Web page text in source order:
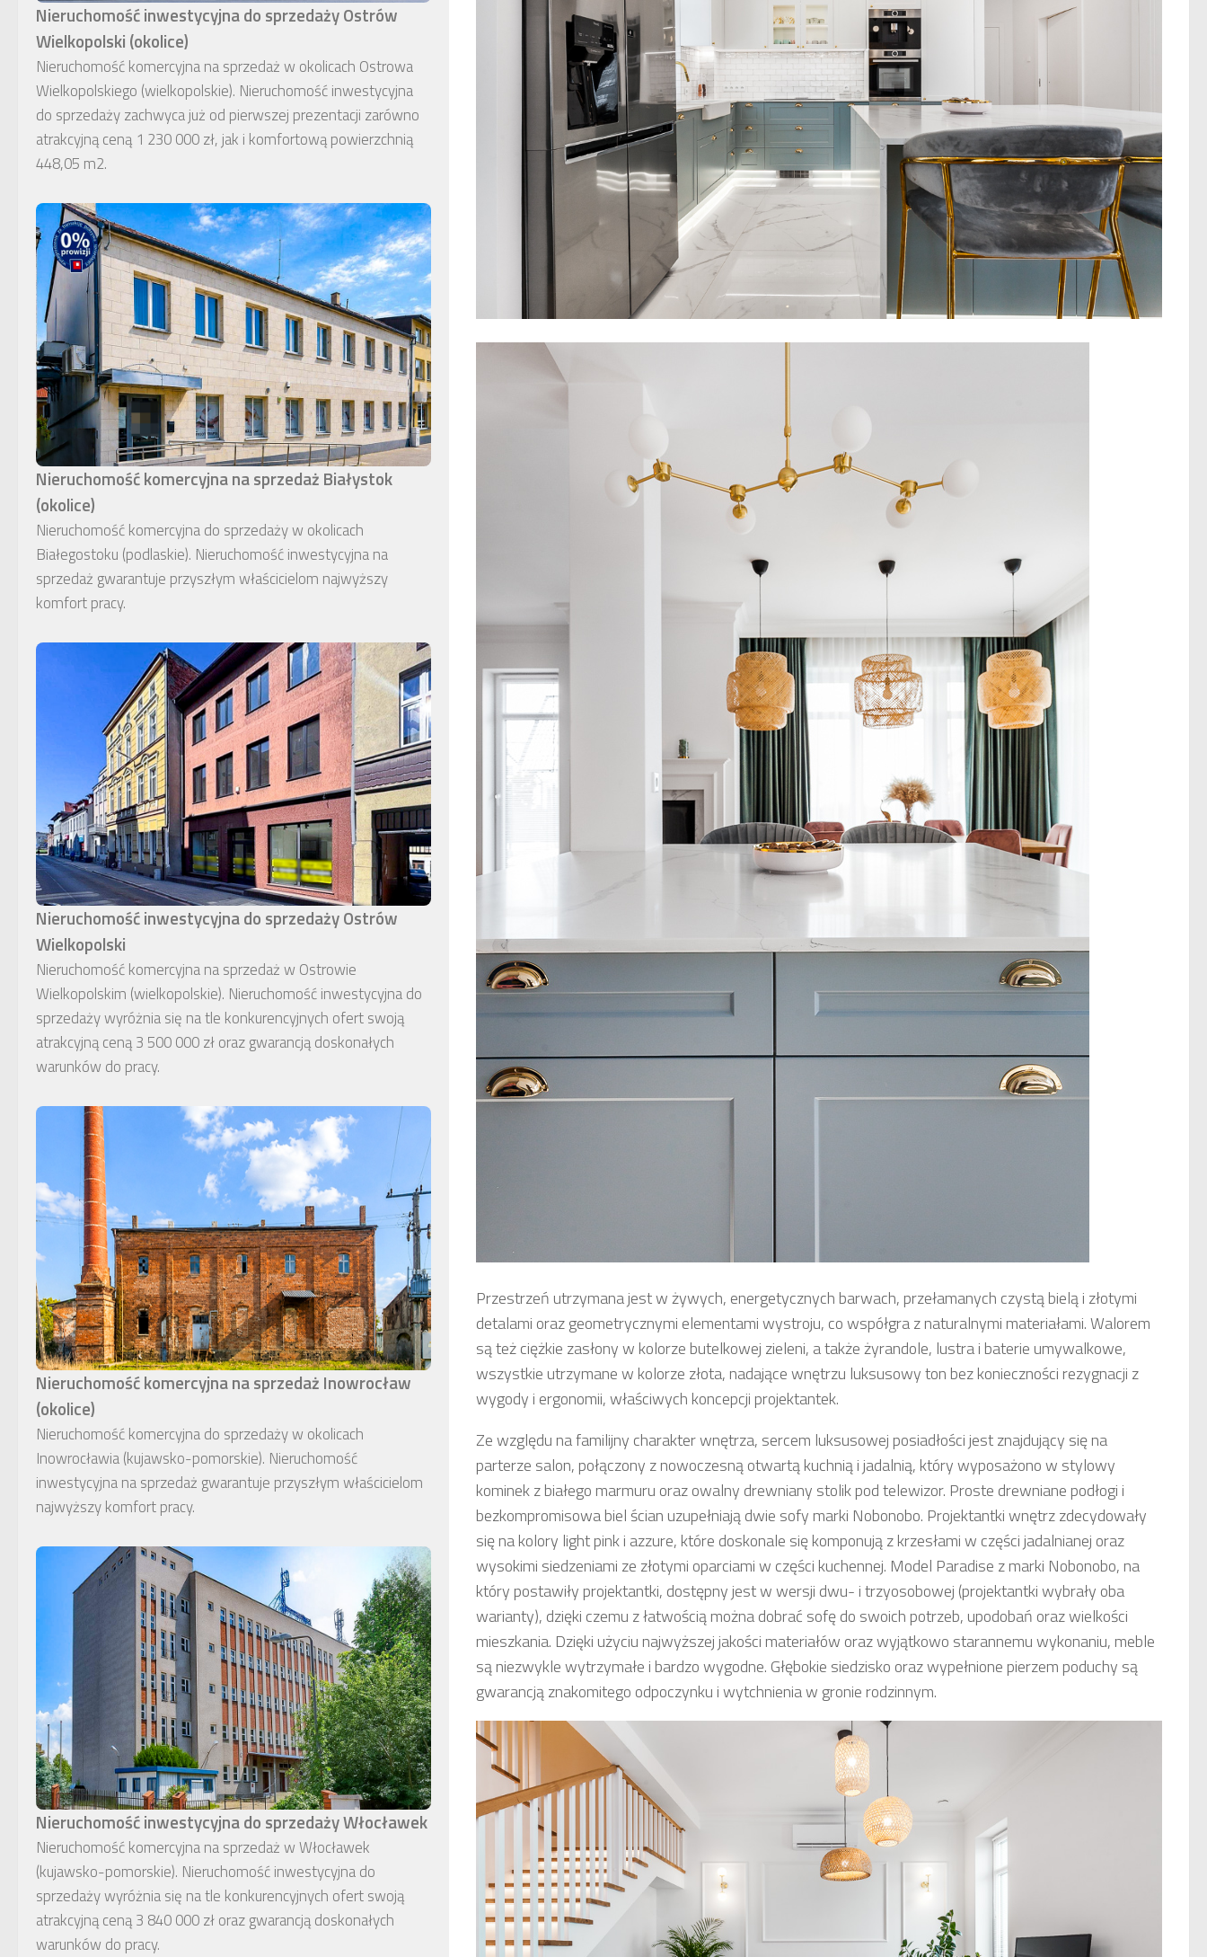
Przestrzeń utrzymana jest w żywych, energetycznych barwach, przełamanych czystą bielą i złotymi
detalami oraz geometrycznymi elementami wystroju, co współgra z naturalnymi materiałami. Walorem
są też ciężkie zasłony w kolorze butelkowej zieleni, a także żyrandole, lustra i baterie umywalkowe,
wszystkie utrzymane w kolorze złota, nadające wnętrzu luksusowy ton bez konieczności rezygnacji z
wygody i ergonomii, właściwych koncepcji projektantek.
Ze względu na familijny charakter wnętrza, sercem luksusowej posiadłości jest znajdujący się na
parterze salon, połączony z nowoczesną otwartą kuchnią i jadalnią, który wyposażono w stylowy
kominek z białego marmuru oraz owalny drewniany stolik pod telewizor. Proste drewniane podłogi i
bezkompromisowa biel ścian uzupełniają dwie sofy marki Nobonobo. Projektantki wnętrz zdecydowały
się na kolory light pink i azzure, które doskonale się komponują z krzesłami w części jadalnianej oraz
wysokimi siedzeniami ze złotymi oparciami w części kuchennej. Model Paradise z marki Nobonobo, na
który postawiły projektantki, dostępny jest w wersji dwu- i trzyosobowej (projektantki wybrały oba
warianty), dzięki czemu z łatwością można dobrać sofę do swoich potrzeb, upodobań oraz wielkości
mieszkania. Dzięki użyciu najwyższej jakości materiałów oraz wyjątkowo starannemu wykonaniu, meble
są niezwykle wytrzymałe i bardzo wygodne. Głębokie siedzisko oraz wypełnione pierzem poduchy są
gwarancją znakomitego odpoczynku i wytchnienia w gronie rodzinnym.
Nieruchomość inwestycyjna do sprzedaży Ostrów
Wielkopolski (okolice)
Nieruchomość komercyjna na sprzedaż w okolicach Ostrowa
Wielkopolskiego (wielkopolskie). Nieruchomość inwestycyjna
do sprzedaży zachwyca już od pierwszej prezentacji zarówno
atrakcyjną ceną 1 230 000 zł, jak i komfortową powierzchnią
448,05 m2.
Nieruchomość komercyjna na sprzedaż Białystok
(okolice)
Nieruchomość komercyjna do sprzedaży w okolicach
Białegostoku (podlaskie). Nieruchomość inwestycyjna na
sprzedaż gwarantuje przyszłym właścicielom najwyższy
komfort pracy.
Nieruchomość inwestycyjna do sprzedaży Ostrów
Wielkopolski
Nieruchomość komercyjna na sprzedaż w Ostrowie
Wielkopolskim (wielkopolskie). Nieruchomość inwestycyjna do
sprzedaży wyróżnia się na tle konkurencyjnych ofert swoją
atrakcyjną ceną 3 500 000 zł oraz gwarancją doskonałych
warunków do pracy.
Nieruchomość komercyjna na sprzedaż Inowrocław
(okolice)
Nieruchomość komercyjna do sprzedaży w okolicach
Inowrocławia (kujawsko-pomorskie). Nieruchomość
inwestycyjna na sprzedaż gwarantuje przyszłym właścicielom
najwyższy komfort pracy.
Nieruchomość inwestycyjna do sprzedaży Włocławek
Nieruchomość komercyjna na sprzedaż w Włocławek
(kujawsko-pomorskie). Nieruchomość inwestycyjna do
sprzedaży wyróżnia się na tle konkurencyjnych ofert swoją
atrakcyjną ceną 3 840 000 zł oraz gwarancją doskonałych
warunków do pracy.